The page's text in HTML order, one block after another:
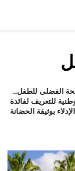
الفضلى للطفل..
للتعريف لفائدة
بوثيقة الحضانة